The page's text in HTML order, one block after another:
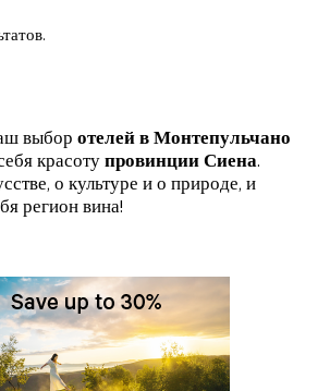
выбор отелей в Монтепульчано
красоту провинции Сиена.
о культуре и о природе, и
регион вина!